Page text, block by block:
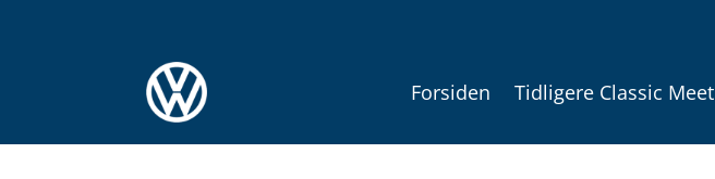
Forsiden Tidligere Classic Meet